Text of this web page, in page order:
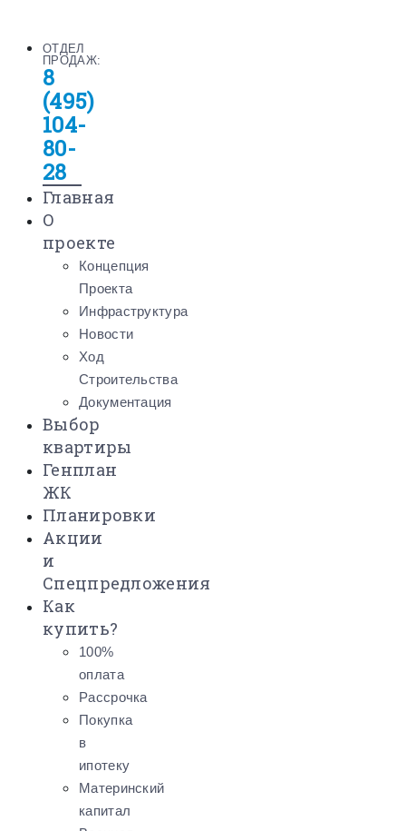
ОТДЕЛ
ПРОДАЖ:
8
(495)
104-
80-
28
Главная
О
проекте
Концепция
Проекта
Инфраструктура
Новости
Ход
Строительства
Документация
Выбор
квартиры
Генплан
ЖК
Планировки
Акции
и
Спецпредложения
Как
купить?
100%
оплата
Рассрочка
Покупка
в
ипотеку
Материнский
капитал